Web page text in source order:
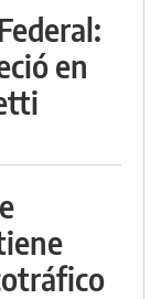
en